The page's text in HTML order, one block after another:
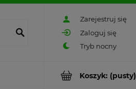
Zarejestruj się
Zaloguj się
Koszyk: (pusty)